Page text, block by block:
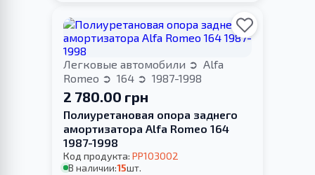
Легковые автомобили
Alfa
Romeo
164 1987-1998
2 780.00 грн
Полиуретановая опора заднего
амортизатора Alfa Romeo 164
1987-1998
Код продукта: PP103002
В наличии:15шт.